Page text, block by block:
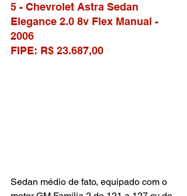
5 - Chevrolet Astra Sedan
Elegance 2.0 8v Flex Manual -
2006
FIPE: R$ 23.687,00
Sedan médio de fato, equipado com o